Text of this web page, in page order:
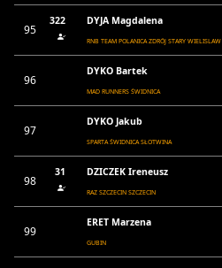
95
322 DYJA Magdalena
RNB TEAM POLANICA ZDRÓJ STARY WIELISLAW
96
DYKO Bartek
MAD RUNNERS ŚWIDNICA
97
DYKO Jakub
SPARTA ŚWIDNICA SŁOTWINA
98
31 DZICZEK Ireneusz
RAZ SZCZECIN SZCZECIN
99
ERET Marzena
GUBIN